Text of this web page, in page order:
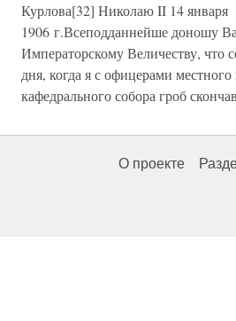
Курлова[32] Николаю II 14 января
1906 г.Всеподданнейше доношу
Императорскому Величеству, что
дня, когда я с офицерами
кафедрального собора гроб
О проекте